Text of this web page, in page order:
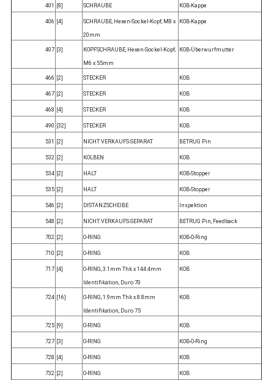
401 [8] SCHRAUBE KOB-Kappe
406 [4] SCHRAUBE, Hexen-Sockel-Kopf, M8 x
20mm
KOB-Kappe
407 [3] KOPFSCHRAUBE, Hexen-Sockel-Kopf,
M6 x 55mm
KOB-Überwurfmutter
466 [2] STECKER KOB
467 [2] STECKER KOB
468 [4] STECKER KOB
490 [32] STECKER KOB
531 [2] NICHT VERKAUFS-SEPARAT BETRUG Pin
532 [2] KOLBEN KOB
534 [2] HALT KOB-Stopper
535 [2] HALT KOB-Stopper
546 [2] DISTANZSCHEIBE Inspektion
548 [2] NICHT VERKAUFS-SEPARAT BETRUG Pin, Feedback
702 [2] O-RING KOB-O-Ring
710 [2] O-RING KOB
717 [4] O-RING, 3.1mm Thk x 144.4mm
Identifikation, Duro 70
KOB
724 [16] O-RING, 1.9mm Thk x 8.8mm
Identifikation, Duro 75
KOB
725 [9] O-RING KOB
727 [3] O-RING KOB-O-Ring
728 [4] O-RING KOB
732 [2] O-RING KOB